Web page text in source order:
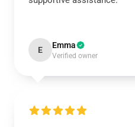
E Emma
Verified owner